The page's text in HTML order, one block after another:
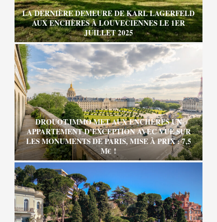
LA DERNIÈRE DEMEURE DE KARL LAGERFELD
AUX ENCHÈRES À LOUVECIENNES LE 1ER
JUILLET 2025
DROUOT.IMMO MET AUX ENCHÈRES UN
APPARTEMENT D’EXCEPTION AVEC VUE SUR
LES MONUMENTS DE PARIS, MISE À PRIX : 7,5
M€ !